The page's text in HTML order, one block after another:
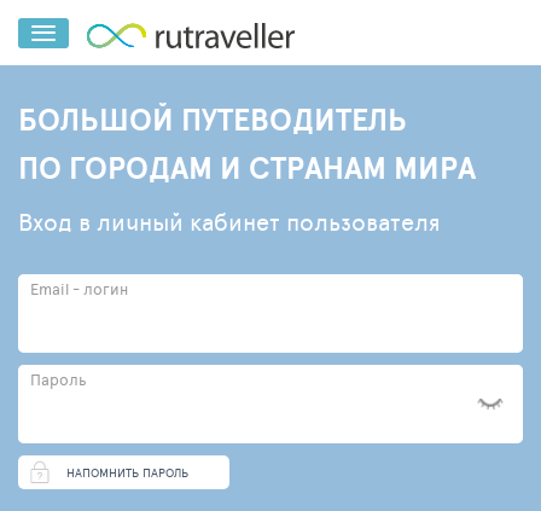
БОЛЬШОЙ ПУТЕВОДИТЕЛЬ
ПО ГОРОДАМ И СТРАНАМ МИРА
Вход в личный кабинет пользователя
Email - логин
Пароль
НАПОМНИТЬ ПАРОЛЬ